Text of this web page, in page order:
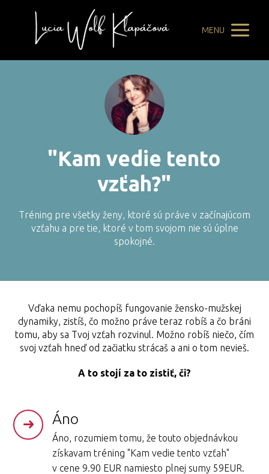
MENU
"Kam vedie tento
vzťah?"
Tréning pre všetky ženy, ktoré sú práve v začínajúcom
vzťahu a pre tie, ktoré v tom svojom nie sú úplne
spokojné.
Vďaka nemu pochopíš fungovanie žensko-mužskej
dynamiky, zistíš, čo možno práve teraz robíš a čo bráni
tomu, aby sa Tvoj vzťah rozvinul. Možno robíš niečo, čím
svoj vzťah hneď od začiatku strácaš a ani o tom nevieš.
A to stojí za to zistiť, či?
Áno
Áno, rozumiem tomu, že touto objednávkou
získavam tréning "Kam vedie tento vzťah"
v cene 9.90 EUR namiesto plnej sumy 59EUR.